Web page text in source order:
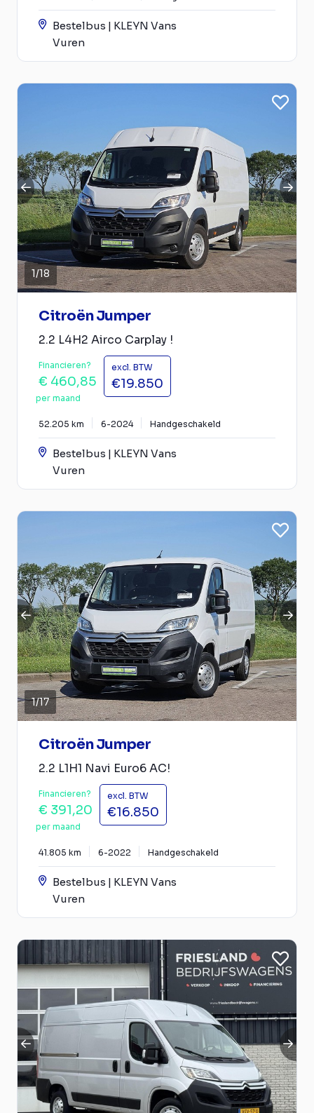
Bestelbus | KLEYN Vans
Vuren
1/18
Citroën Jumper
2.2 L4H2 Airco Carplay !
Financieren?
€ 460,85
per maand
excl. BTW
€19.850
52.205 km 6-2024 Handgeschakeld
Bestelbus | KLEYN Vans
Vuren
1/17
Citroën Jumper
2.2 L1H1 Navi Euro6 AC!
Financieren?
€ 391,20
per maand
excl. BTW
€16.850
41.805 km 6-2022 Handgeschakeld
Bestelbus | KLEYN Vans
Vuren